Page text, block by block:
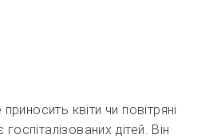
квіти чи повітряні
дітей. Він